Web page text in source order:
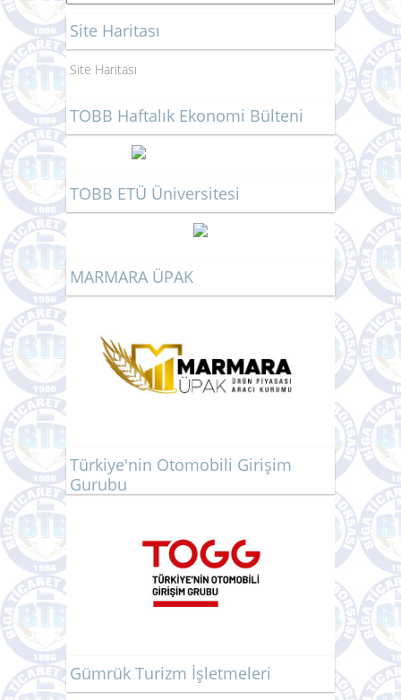
Site Haritası
Site Haritası
TOBB Haftalık Ekonomi Bülteni
TOBB ETÜ Üniversitesi
MARMARA ÜPAK
Türkiye'nin Otomobili Girişim
Gurubu
Gümrük Turizm İşletmeleri